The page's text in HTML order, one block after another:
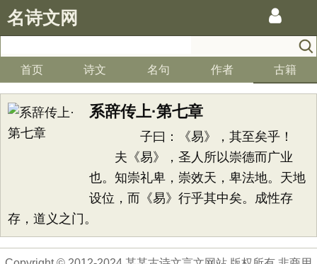
名诗文网
首页 诗文 名句 作者 古籍
系辞传上·第七章
子曰：《易》，其至矣乎！
夫《易》，圣人所以崇德而广业
也。知崇礼卑，崇效天，卑法地。天地
设位，而《易》行乎其中矣。成性存
存，道义之门。